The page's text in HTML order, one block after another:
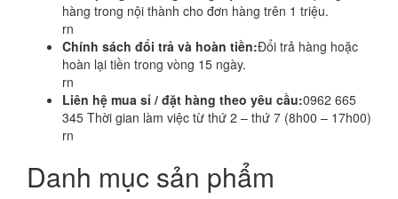
hàng trong nội thành cho đơn hàng trên 1 triệu.
rn
Chính sách đổi trả và hoàn tiền:Đổi trả hàng hoặc
hoàn lại tiền trong vòng 15 ngày.
rn
Liên hệ mua sỉ / đặt hàng theo yêu cầu:0962 665
345 Thời gian làm việc từ thứ 2 – thứ 7 (8h00 – 17h00)
rn
Danh mục sản phẩm